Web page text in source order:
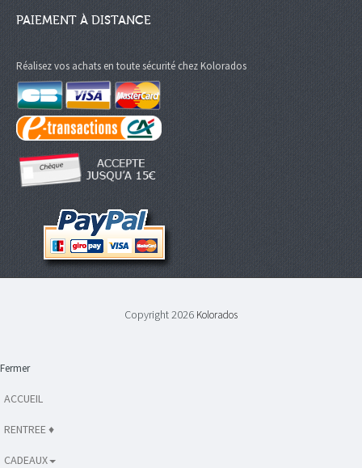
PAIEMENT À DISTANCE
Réalisez vos achats en toute sécurité chez Kolorados
Copyright 2026 Kolorados
Fermer
ACCUEIL
RENTREE ♦
CADEAUX